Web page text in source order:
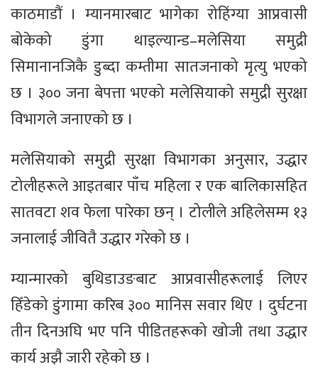
काठमाडौं । म्यानमारबाट भागेका रोहिंग्या आप्रवासी
बोकेको डुंगा थाइल्यान्ड–मलेसिया समुद्री
सिमानानजिकै डुब्दा कम्तीमा सातजनाको मृत्यु भएको
छ । ३०० जना बेपत्ता भएको मलेसियाको समुद्री सुरक्षा
विभागले जनाएको छ ।
मलेसियाको समुद्री सुरक्षा विभागका अनुसार, उद्धार
टोलीहरूले आइतबार पाँच महिला र एक बालिकासहित
सातवटा शव फेला पारेका छन् । टोलीले अहिलेसम्म १३
जनालाई जीवितै उद्धार गरेको छ ।
म्यान्मारको बुथिडाउङबाट आप्रवासीहरूलाई लिएर
हिँडेको डुंगामा करिब ३०० मानिस सवार थिए । दुर्घटना
तीन दिनअघि भए पनि पीडितहरूको खोजी तथा उद्धार
कार्य अझै जारी रहेको छ ।